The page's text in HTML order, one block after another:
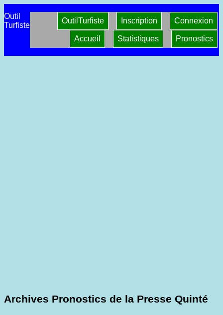
Outil
Turfiste
Connexion
Inscription
OutilTurfiste
Pronostics
Statistiques
Accueil
Archives Pronostics de la Presse Quinté